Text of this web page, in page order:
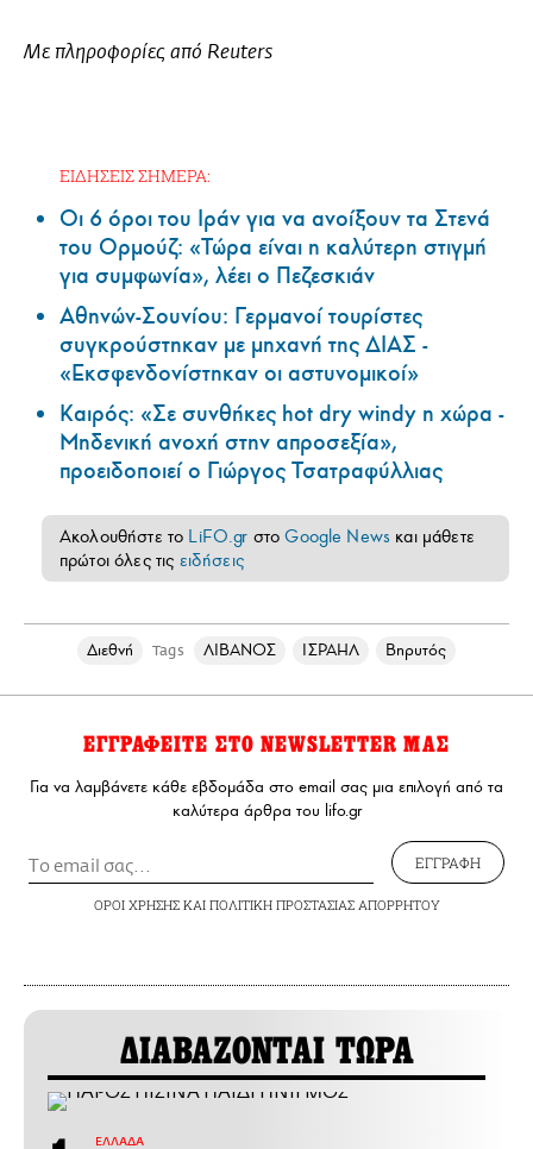
Με πληροφορίες από Reuters
ΕΙΔΗΣΕΙΣ ΣΗΜΕΡΑ:
Οι 6 όροι του Ιράν για να ανοίξουν τα Στενά
του Ορμούζ: «Τώρα είναι η καλύτερη στιγμή
για συμφωνία», λέει ο Πεζεσκιάν
Αθηνών-Σουνίου: Γερμανοί τουρίστες
συγκρούστηκαν με μηχανή της ΔΙΑΣ -
«Εκσφενδονίστηκαν οι αστυνομικοί»
Καιρός: «Σε συνθήκες hot dry windy η χώρα -
Μηδενική ανοχή στην απροσεξία»,
προειδοποιεί ο Γιώργος Τσατραφύλλιας
Ακολουθήστε το LiFO.gr στοGoogle News και μάθετε
πρώτοι όλες τις ειδήσεις
Διεθνή Tags ΛΙΒΑΝΟΣ ΙΣΡΑΗΛ Βηρυτός
ΕΓΓΡΑΦΕΙΤΕ ΣΤΟ NEWSLETTER ΜΑΣ
Για να λαμβάνετε κάθε εβδομάδα στο email σας μια επιλογή από τα
καλύτερα άρθρα του lifo.gr
ΕΓΓΡΑΦΗ
ΟΡΟΙ ΧΡΗΣΗΣΚΑΙ ΠΟΛΙΤΙΚΗ ΠΡΟΣΤΑΣΙΑΣ ΑΠΟΡΡΗΤΟΥ
ΔΙΑΒΑΖΟΝΤΑΙ ΤΩΡΑ
ΕΛΛΑΔΑ